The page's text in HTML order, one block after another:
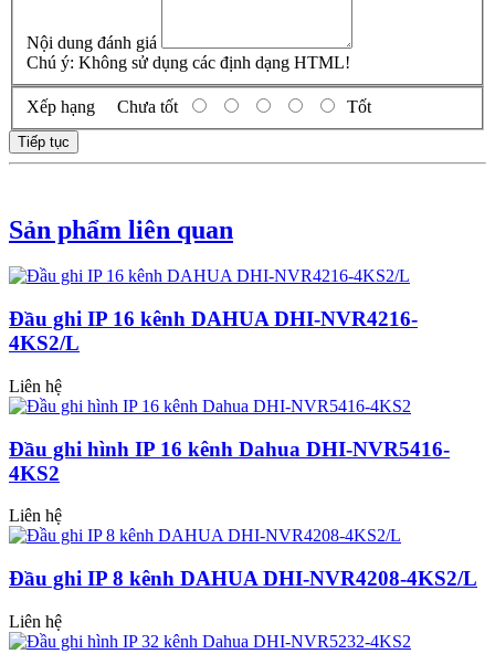
Nội dung đánh giá
Chú ý: Không sử dụng các định dạng HTML!
Xếp hạng Chưa tốt Tốt
Tiếp tục
Sản phẩm liên quan
Đầu ghi IP 16 kênh DAHUA DHI-NVR4216-
4KS2/L
Liên hệ
Đầu ghi hình IP 16 kênh Dahua DHI-NVR5416-
4KS2
Liên hệ
Đầu ghi IP 8 kênh DAHUA DHI-NVR4208-4KS2/L
Liên hệ